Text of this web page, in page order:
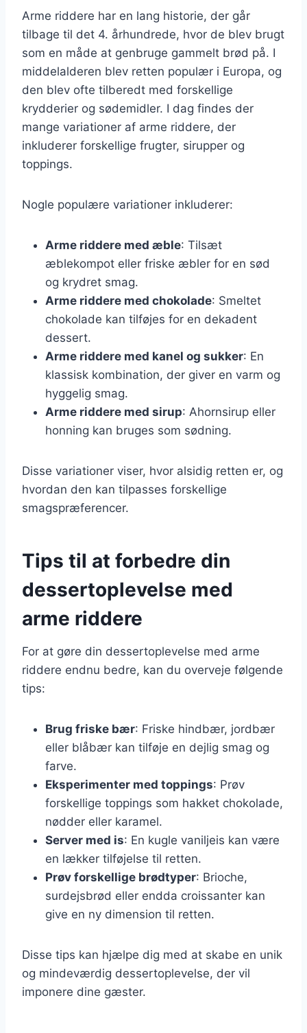
Arme riddere har en lang historie, der går
tilbage til det 4. århundrede, hvor de blev brugt
som en måde at genbruge gammelt brød på. I
middelalderen blev retten populær i Europa, og
den blev ofte tilberedt med forskellige
krydderier og sødemidler. I dag findes der
mange variationer af arme riddere, der
inkluderer forskellige frugter, sirupper og
toppings.
Nogle populære variationer inkluderer:
Arme riddere med æble: Tilsæt
æblekompot eller friske æbler for en sød
og krydret smag.
Arme riddere med chokolade: Smeltet
chokolade kan tilføjes for en dekadent
dessert.
Arme riddere med kanel og sukker: En
klassisk kombination, der giver en varm og
hyggelig smag.
Arme riddere med sirup: Ahornsirup eller
honning kan bruges som sødning.
Disse variationer viser, hvor alsidig retten er, og
hvordan den kan tilpasses forskellige
smagspræferencer.
Tips til at forbedre din
dessertoplevelse med
arme riddere
For at gøre din dessertoplevelse med arme
riddere endnu bedre, kan du overveje følgende
tips:
Brug friske bær: Friske hindbær, jordbær
eller blåbær kan tilføje en dejlig smag og
farve.
Eksperimenter med toppings: Prøv
forskellige toppings som hakket chokolade,
nødder eller karamel.
Server med is: En kugle vaniljeis kan være
en lækker tilføjelse til retten.
Prøv forskellige brødtyper: Brioche,
surdejsbrød eller endda croissanter kan
give en ny dimension til retten.
Disse tips kan hjælpe dig med at skabe en unik
og mindeværdig dessertoplevelse, der vil
imponere dine gæster.